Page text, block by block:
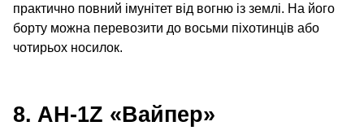
практично повний імунітет від вогню із землі. На його
борту можна перевозити до восьми піхотинців або
чотирьох носилок.
8. AH-1Z «Вайпер»